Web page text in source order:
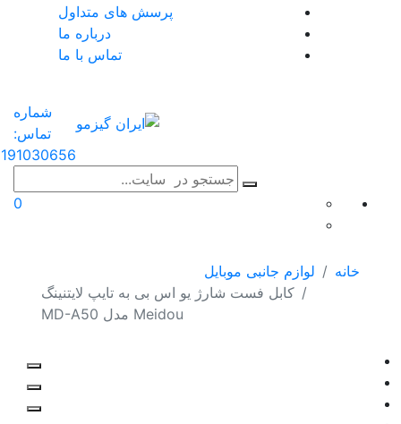
پرسش های متداول
درباره ما
تماس با ما
شماره
تماس:
0
خانه
لوازم جانبی موبایل
کابل فست شارژ یو اس بی به تایپ لایتنینگ
Meidou مدل MD-A50